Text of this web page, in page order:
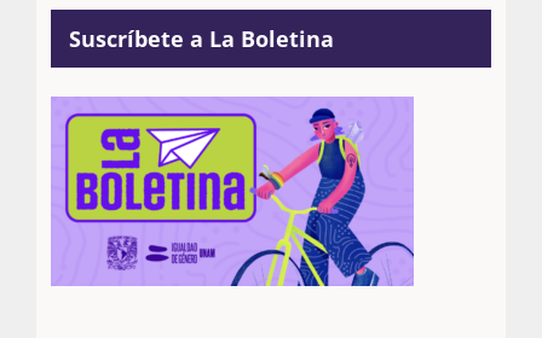
Suscríbete a La Boletina